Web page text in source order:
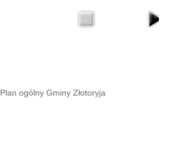
Plan ogólny Gminy Złotoryja